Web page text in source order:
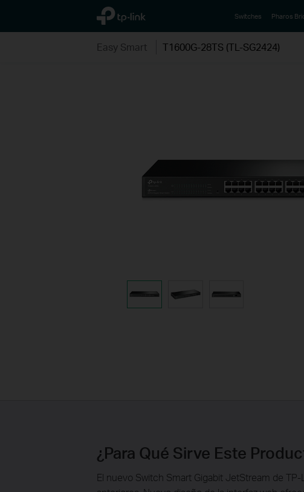
TP-Link, Reliably Smart Switches Pharos
Easy Smart T1600G-28TS (TL-SG2424)
¿Para Qué Sirve Este
El nuevo Switch Smart Gigabit JetStream de